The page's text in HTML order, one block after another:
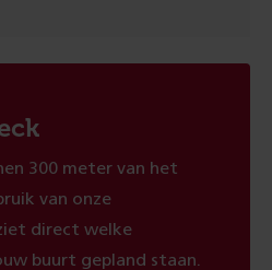
300 meter van het
van onze
direct welke
buurt gepland staan.